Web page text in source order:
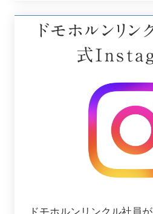
ドモホルンリ
式